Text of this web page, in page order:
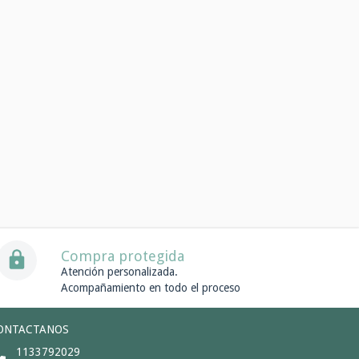
Compra protegida
Atención personalizada.
Acompañamiento en todo el proceso
1133792029